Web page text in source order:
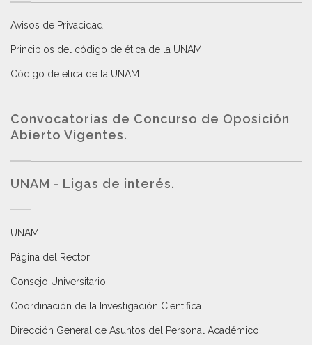
Avisos de Privacidad.
Principios del código de ética de la UNAM.
Código de ética de la UNAM.
Convocatorias de Concurso de Oposición
Abierto Vigentes.
UNAM - Ligas de interés.
UNAM
Página del Rector
Consejo Universitario
Coordinación de la Investigación Científica
Dirección General de Asuntos del Personal Académico